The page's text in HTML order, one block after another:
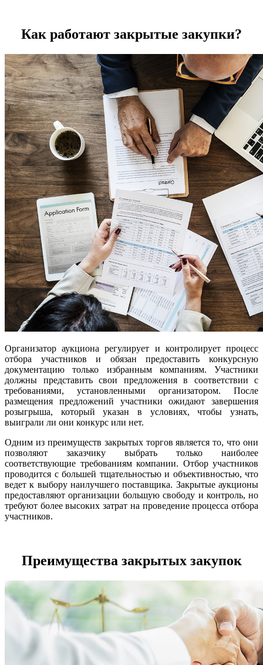
Как работают закрытые закупки?
Организатор аукциона регулирует и контролирует процесс
отбора участников и обязан предоставить конкурсную
документацию только избранным компаниям. Участники
должны представить свои предложения в соответствии с
требованиями, установленными организатором. После
размещения предложений участники ожидают завершения
розыгрыша, который указан в условиях, чтобы узнать,
выиграли ли они конкурс или нет.
Одним из преимуществ закрытых торгов является то, что они
позволяют заказчику выбрать только наиболее
соответствующие требованиям компании. Отбор участников
проводится с большей тщательностью и объективностью, что
ведет к выбору наилучшего поставщика. Закрытые аукционы
предоставляют организации большую свободу и контроль, но
требуют более высоких затрат на проведение процесса отбора
участников.
Преимущества закрытых закупок